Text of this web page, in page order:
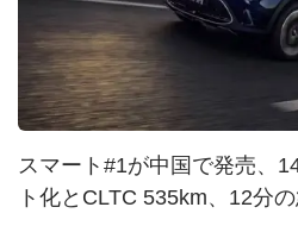
スマート#1が中国で発売、
ト化とCLTC 535km、12分